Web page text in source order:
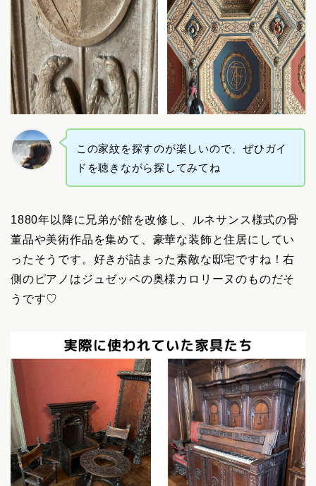
この家紋を探すのが楽しいので、ぜひガイ
ドを聴きながら探してみてね
1880年以降に兄弟が館を改修し、ルネサンス様式の骨
董品や美術作品を集めて、豪華な装飾と住居にしてい
ったそうです。好きが詰まった素敵な邸宅ですね！右
側のピアノはジュゼッペの奥様カロリーヌのものだそ
うです♡